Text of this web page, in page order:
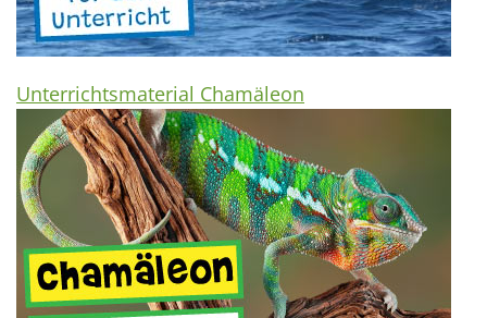
Unterrichtsmaterial Chamäleon